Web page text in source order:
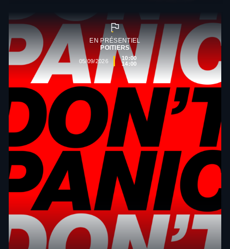
EN PRÉSENTIEL
POITIERS
05/09/2026
10:00
14:00